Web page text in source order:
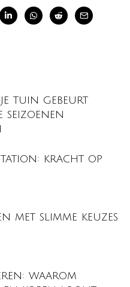
tuin gebeurt
seizoenen
kracht op
met slimme keuzes
waarom